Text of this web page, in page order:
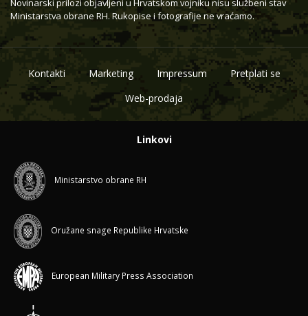
Novinarski prilozi objavljeni u Hrvatskom vojniku nisu službeni stav
Ministarstva obrane RH. Rukopise i fotografije ne vraćamo.
Kontakti Marketing Impressum
Pretplati se
Web-prodaja
Linkovi
Ministarstvo obrane RH
Oružane snage Republike Hrvatske
European Military Press Association